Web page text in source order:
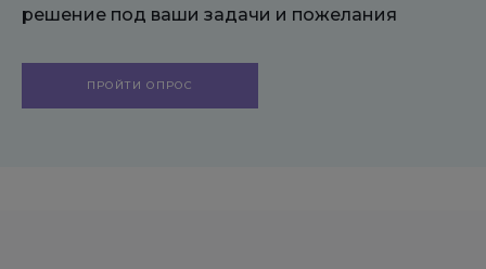
решение под ваши задачи и пожелания
ПРОЙТИ ОПРОС